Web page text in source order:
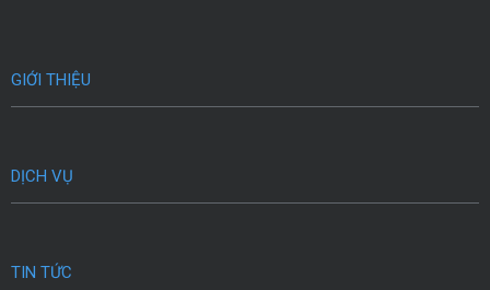
GIỚI THIỆU
DỊCH VỤ
TIN TỨC